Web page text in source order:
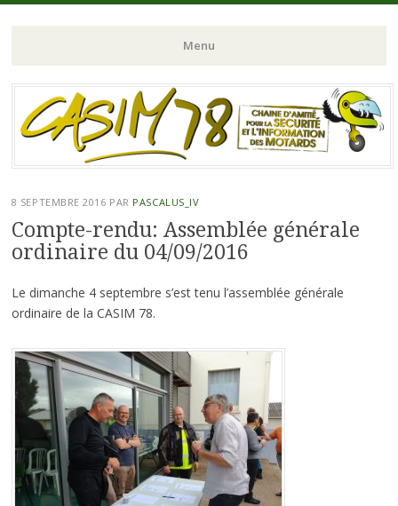
Menu
Aller
au
contenu
8 SEPTEMBRE 2016 PAR PASCALUS_IV
Compte-rendu: Assemblée générale
ordinaire du 04/09/2016
Le dimanche 4 septembre s’est tenu l’assemblée générale
ordinaire de la CASIM 78.